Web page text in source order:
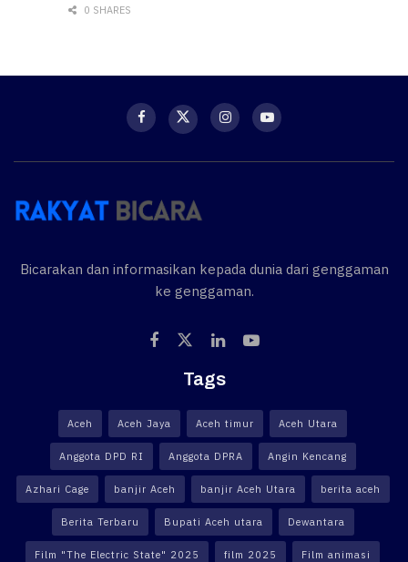
0 SHARES
Bicarakan dan informasikan kepada dunia dari genggaman
ke genggaman.
Tags
Aceh Aceh Jaya Aceh timur Aceh Utara
Anggota DPD RI Anggota DPRA Angin Kencang
Azhari Cage banjir Aceh banjir Aceh Utara berita aceh
Berita Terbaru Bupati Aceh utara Dewantara
Film "The Electric State" 2025 film 2025 Film animasi